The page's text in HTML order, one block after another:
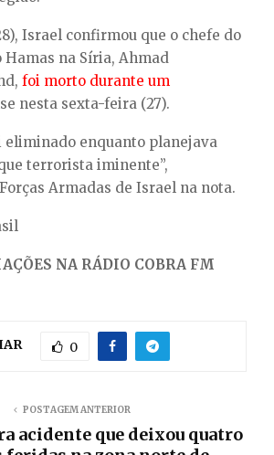
Israel confirmou que o chefe do
na Síria, Ahmad
foi morto durante um
nesta sexta-feira (27).
eliminado enquanto planejava
terrorista iminente”,
Armadas de Israel na nota.
NA RÁDIO COBRA FM
0
POSTAGEM ANTERIOR
acidente que deixou quatro